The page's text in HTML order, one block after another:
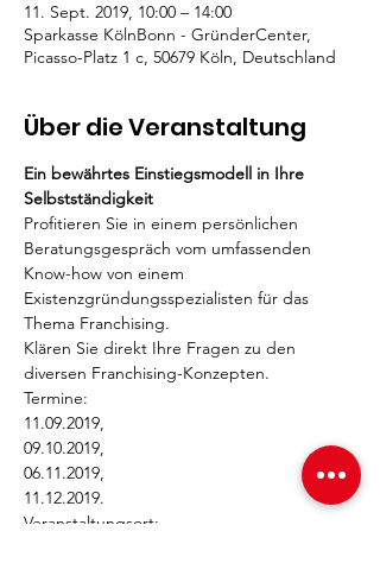
11. Sept. 2019, 10:00 – 14:00
Sparkasse KölnBonn - GründerCenter,
Picasso-Platz 1 c, 50679 Köln, Deutschland
Über die Veranstaltung
Ein bewährtes Einstiegsmodell in Ihre
Selbstständigkeit
Profitieren Sie in einem persönlichen
Beratungsgespräch vom umfassenden
Know-how von einem
Existenzgründungsspezialisten für das
Thema Franchising.
Klären Sie direkt Ihre Fragen zu den
diversen Franchising-Konzepten.
Termine:
11.09.2019,
09.10.2019,
06.11.2019,
11.12.2019.
Veranstaltungsort: